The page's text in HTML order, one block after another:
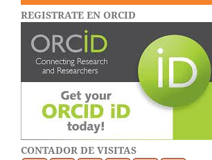
REGISTRATE EN ORCID
CONTADOR DE VISITAS